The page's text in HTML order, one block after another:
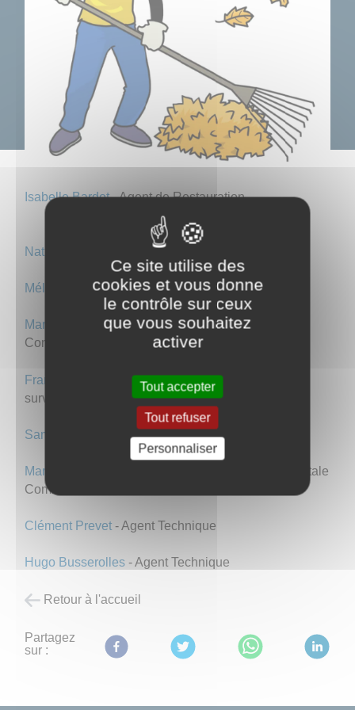
Isabelle Bardot- Agent de Restauration
Nathalie Lavocat - Agent Technique et ATSEM
Mélanie Turpin- Agent Technique et ATSEM
Martine Charpin- Agent d'accueil Agence Postale
Communale - Agent Technique - Aide à la Cantine
Françoise Daligand- Agent Technique - Agent de
surveillance pause méridienne
Samia Bordet - Secrétaire de Mairie
Marie-Pierre Delisée
- Agent d'accueil Agence Postale
Communale - Soutien Secrétariat de Mairie
Clément Prevet - Agent Technique
Hugo Busserolles - Agent Technique
Retour à l'accueil
Partagez
sur :
Ce site utilise des
cookies et vous donne
le contrôle sur ceux
que vous souhaitez
activer
Tout accepter
Tout refuser
Personnaliser